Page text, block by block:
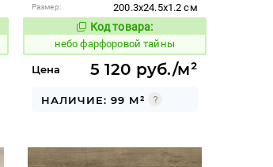
Размер:
200.3x24.5x1.2 см
Код товара:
1123351 Код товара:
небо фарфоровой тайны
Цена 5 120 руб./м²
НАЛИЧИЕ: 99 М²